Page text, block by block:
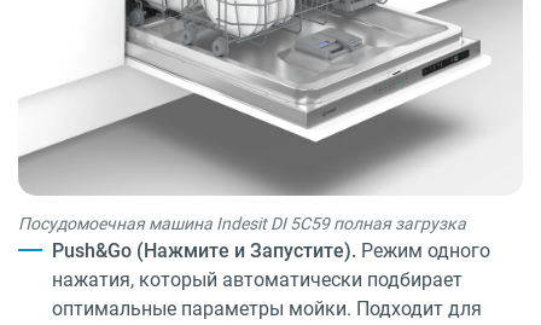
Посудомоечная машина Indesit DI 5C59 полная загрузка
Push&Go (Нажмите и Запустите). Режим одного
нажатия, который автоматически подбирает
оптимальные параметры мойки. Подходит для